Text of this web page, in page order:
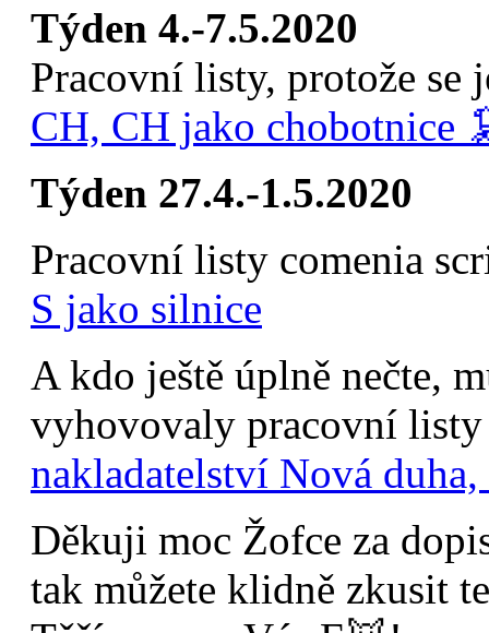
Týden 4.-7.5.2020
Pracovní listy, protože se
CH, CH jako chobotnice
Týden 27.4.-1.5.2020
Pracovní listy comenia
S jako silnice
A kdo ještě úplně nečte,
vyhovovaly pracovní
nakladatelství Nová
Děkuji moc Žofce za
tak můžete klidně zkusit